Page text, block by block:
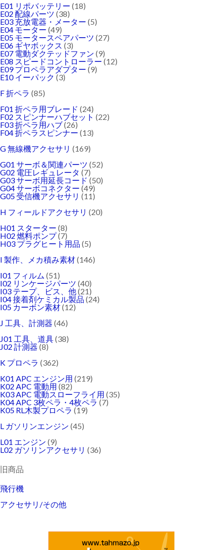
E01 リポバッテリー (18)
E02 配線パーツ (38)
E03 充放電器・メーター (5)
E04 モーター (49)
E05 モータースペアパーツ (27)
E06 ギヤボックス (3)
E07 電動ダクテッドファン (9)
E08 スピードコントローラー (12)
E09 プロペラアダプター (9)
E10 イーパック (3)
F 折ペラ (85)
F01 折ペラ用ブレード (24)
F02 スピンナーハブセット (22)
F03 折ペラ用ハブ(26)
F04 折ペラスピンナー (13)
G 無線機アクセサリ (169)
G01 サーボ＆関連パーツ (52)
G02 電圧レギュレータ (7)
G03 サーボ用延長コード (50)
G04 サーボコネクター (49)
G05 受信機アクセサリ (11)
H フィールドアクセサリ (20)
H01 スターター (8)
H02 燃料ポンプ(7)
H03 プラグヒート用品 (5)
I 製作、メカ積み素材(146)
I01 フィルム (51)
I02 リンケージパーツ (40)
I03 テープ、ビス、他(21)
I04 接着剤ケミカル製品 (24)
I05 カーボン素材(12)
J 工具、計測器 (46)
J01 工具、道具(38)
J02 計測器 (8)
K プロペラ (362)
K01 APC エンジン用 (219)
K02 APC 電動用 (82)
K03 APC 電動スローフライ用 (35)
K04 APC 3枚ペラ・4枚ペラ (7)
K05 RL木製プロペラ (19)
L ガソリンエンジン (45)
L01 エンジン (9)
L02 ガソリンアクセサリ (36)
旧商品
飛行機
アクセサリ/その他